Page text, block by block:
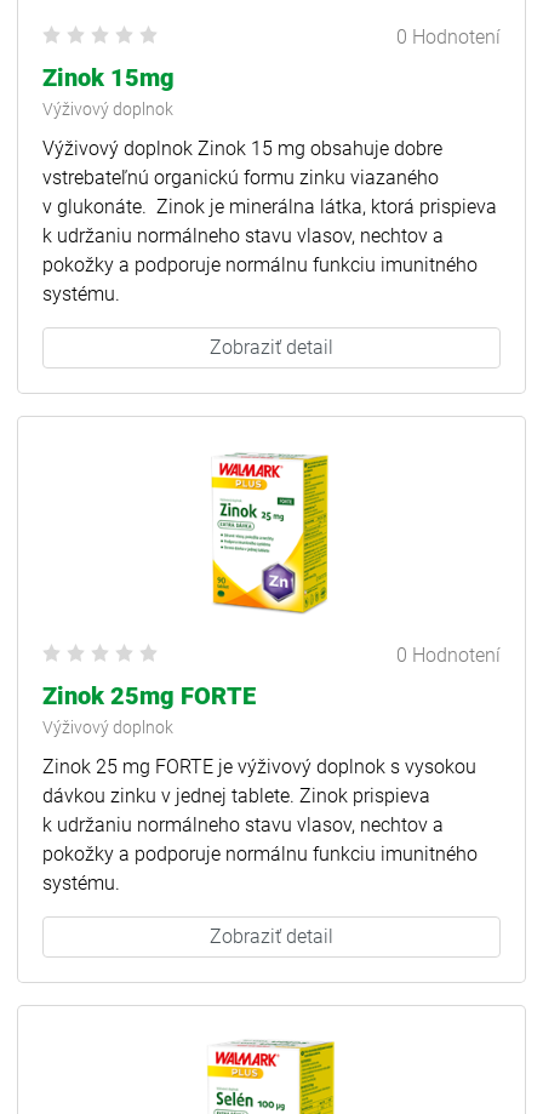
0 Hodnotení
Zinok 15mg
Výživový doplnok
Výživový doplnok Zinok 15 mg obsahuje dobre
vstrebateľnú organickú formu zinku viazaného
v glukonáte. Zinok je minerálna látka, ktorá prispieva
k udržaniu normálneho stavu vlasov, nechtov a
pokožky a podporuje normálnu funkciu imunitného
systému.
Zobraziť detail
0 Hodnotení
Zinok 25mg FORTE
Výživový doplnok
Zinok 25 mg FORTE je výživový doplnok s vysokou
dávkou zinku v jednej tablete. Zinok prispieva
k udržaniu normálneho stavu vlasov, nechtov a
pokožky a podporuje normálnu funkciu imunitného
systému.
Zobraziť detail